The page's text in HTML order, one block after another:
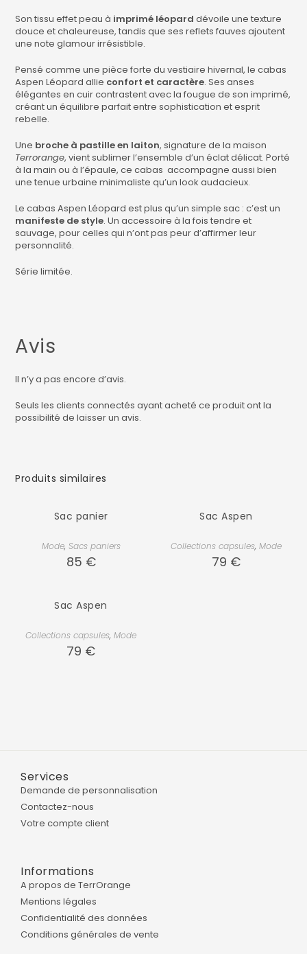
Son tissu effet peau à imprimé léopard dévoile une texture
douce et chaleureuse, tandis que ses reflets fauves ajoutent
une note glamour irrésistible.
Pensé comme une pièce forte du vestiaire hivernal, le cabas
Aspen Léopard allie confort et caractère. Ses anses
élégantes en cuir contrastent avec la fougue de son imprimé,
créant un équilibre parfait entre sophistication et esprit
rebelle.
Une broche à pastille en laiton, signature de la maison
Terrorange, vient sublimer l’ensemble d’un éclat délicat. Porté
à la main ou à l’épaule, ce cabas accompagne aussi bien
une tenue urbaine minimaliste qu’un look audacieux.
Le cabas Aspen Léopard est plus qu’un simple sac : c’est un
manifeste de style. Un accessoire à la fois tendre et
sauvage, pour celles qui n’ont pas peur d’affirmer leur
personnalité.
Série limitée.
Avis
Il n’y a pas encore d’avis.
Seuls les clients connectés ayant acheté ce produit ont la
possibilité de laisser un avis.
Produits similaires
Sac panier
Mode, Sacs paniers
85 €
Sac Aspen
Collections capsules, Mode
79 €
Sac Aspen
Collections capsules,Mode
79 €
Services
Demande de personnalisation
Contactez-nous
Votre compte client
Informations
A propos de TerrOrange
Mentions légales
Confidentialité des données
Conditions générales de vente